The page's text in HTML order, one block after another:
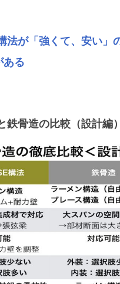
法が「強くて、安い」
ある
鉄骨造の比較（設計編